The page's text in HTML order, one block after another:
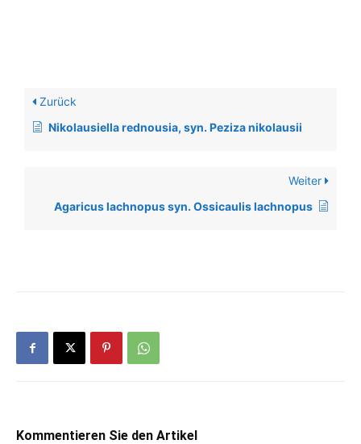
Zurück
Nikolausiella rednousia, syn. Peziza nikolausii
Weiter
Agaricus lachnopus syn. Ossicaulis lachnopus
Kommentieren Sie den Artikel